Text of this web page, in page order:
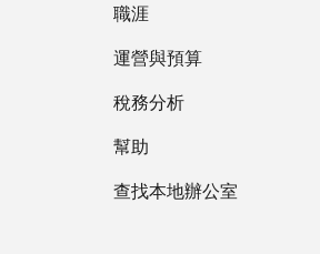
職涯
運營與預算
稅務分析
幫助
查找本地辦公室